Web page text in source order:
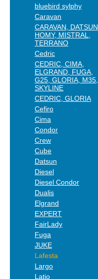
bluebird sylphy
Caravan
CARAVAN, DATSUN,
HOMY, MISTRAL,
TERRANO
Cedric
CEDRIC, CIMA,
ELGRAND, FUGA,
G25, GLORIA, M35,
SKYLINE
CEDRIC, GLORIA
Cefiro
Cima
Condor
Crew
Cube
Datsun
Diesel
Diesel Condor
Dualis
Elgrand
EXPERT
FairLady
Fuga
JUKE
Lafesta
Largo
Latio